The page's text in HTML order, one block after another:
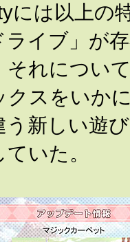
には以上の
ライブ」が
それについ
クスをいか
う新しい遊
いた。